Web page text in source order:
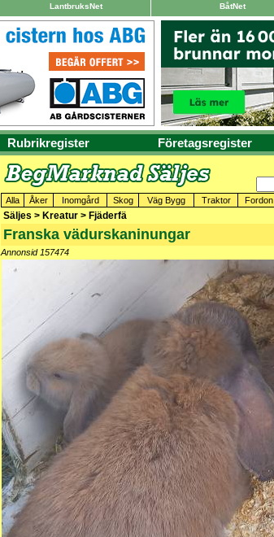
LantbruksNet BåtNet
Rubrikregister Företagsregister
Alla Åker Inomgård Skog Väg Bygg Traktor Fordon
Säljes > Kreatur > Fjäderfä
Franska vädurskaninungar
Annonsid 157474